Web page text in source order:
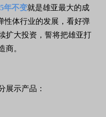
年不变就是雄亚最大的成
性体行业的发展，看好弹
扩大投资，誓将把雄亚打
商。
展示产品：